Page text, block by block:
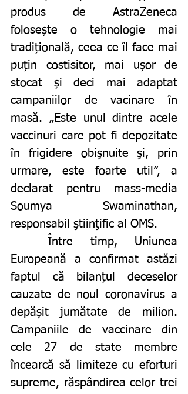
produs de AstraZeneca
folosește o tehnologie mai
tradițională, ceea ce îl face mai
puțin costisitor, mai ușor de
stocat și deci mai adaptat
campaniilor de vacinare în
masă. „Este unul dintre acele
vaccinuri care pot fi depozitate
în frigidere obişnuite şi, prin
urmare, este foarte util”, a
declarat pentru mass-media
Soumya Swaminathan,
responsabil ştiinţific al OMS.
	Între timp, Uniunea
Europeană a confirmat astăzi
faptul că bilanțul deceselor
cauzate de noul coronavirus a
depășit jumătate de milion.
Campaniile de vaccinare din
cele 27 de state membre
încearcă să limiteze cu eforturi
supreme, răspândirea celor trei